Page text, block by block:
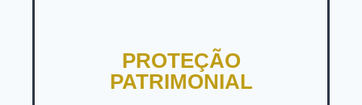
PROTEÇÃO
PATRIMONIAL